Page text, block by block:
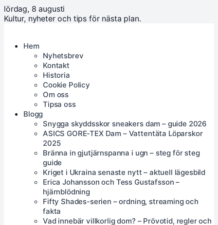
lördag, 8 augusti
Kultur, nyheter och tips för nästa plan.
Hem
Nyhetsbrev
Kontakt
Historia
Cookie Policy
Om oss
Tipsa oss
Blogg
Snygga skyddsskor sneakers dam – guide 2026
ASICS GORE-TEX Dam – Vattentäta Löparskor
2025
Bränna in gjutjärnspanna i ugn – steg för steg
guide
Kriget i Ukraina senaste nytt – aktuell lägesbild
Erica Johansson och Tess Gustafsson –
hjärnblödning
Fifty Shades-serien – ordning, streaming och
fakta
Vad innebär villkorlig dom? – Prövotid, regler och